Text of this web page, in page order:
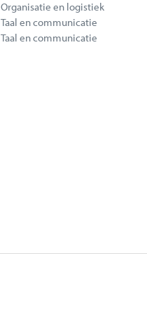
Organisatie en logistiek
Taal en communicatie
Taal en communicatie